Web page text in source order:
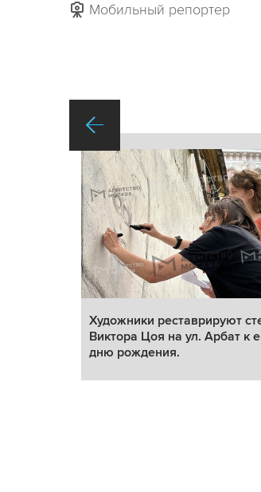
Мобильный репортер
Художники реставрируют
Виктора Цоя на ул. Арбат к
дню рождения.